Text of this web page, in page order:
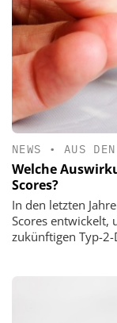
NEWS • AUS
Welche
Scores?
In den letzten
Scores entwickelt,
zukünftigen Typ-2-